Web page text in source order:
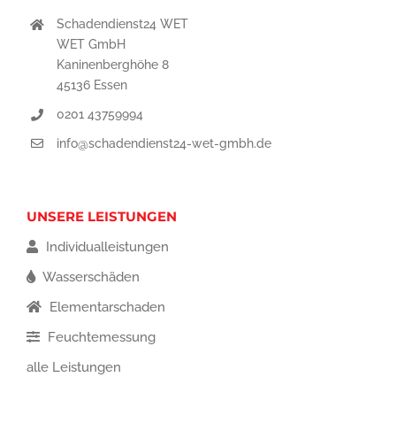
Schadendienst24 WET
WET GmbH
Kaninenberghöhe 8
45136 Essen
0201 43759994
info@schadendienst24-wet-gmbh.de
UNSERE LEISTUNGEN
Individualleistungen
Wasserschäden
Elementarschaden
Feuchtemessung
alle Leistungen